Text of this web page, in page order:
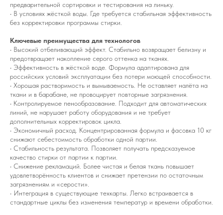
предварительной сортировки и тестирования на линьку.
• В условиях жёсткой воды. Где требуется стабильная эффективность
без корректировки программы стирки.
Ключевые преимущества для технологов
• Высокий отбеливающий эффект. Стабильно возвращает белизну и
предотвращает накопление серого оттенка на тканях.
• Эффективность в жёсткой воде. Формула адаптирована для
российских условий эксплуатации без потери моющей способности.
• Хорошая растворимость и вымываемость. Не оставляет налёта на
ткани и в барабане, не провоцирует повторные загрязнения.
• Контролируемое пенообразование. Подходит для автоматических
линий, не нарушает работу оборудования и не требует
дополнительных корректировок цикла.
• Экономичный расход. Концентрированная формула и фасовка 10 кг
снижают себестоимость обработки одной партии.
• Стабильность результата. Позволяет получать предсказуемое
качество стирки от партии к партии.
• Снижение рекламаций. Более чистая и белая ткань повышает
удовлетворённость клиентов и снижает претензии по остаточным
загрязнениям и «серости».
• Интеграция в существующие техкарты. Легко встраивается в
стандартные циклы без изменения температур и времени обработки.